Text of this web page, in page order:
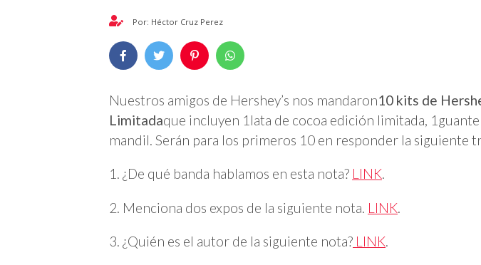
Por: Héctor Cruz Perez
Nuestros amigos de Hershey’s nos mandaron10 kits de
Limitadaque incluyen 1lata de cocoa edición limitada,
mandil. Serán para los primeros 10 en responder la siguiente
1. ¿De qué banda hablamos en esta nota? LINK.
2. Menciona dos expos de la siguiente nota. LINK
3. ¿Quién es el autor de la siguiente nota? LINK.